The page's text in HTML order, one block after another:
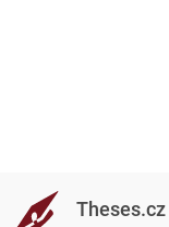
Theses.cz